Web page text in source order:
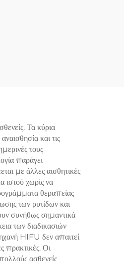
Τα κύρια
και τις
τους
παράγει
με άλλες αισθητικές
ιστού χωρίς να
θεραπείας
των ρυτίδων και
συνήθως σημαντικά
των διαδικασιών
HIFU δεν απαιτεί
πρακτικές. Οι
ασθενείς